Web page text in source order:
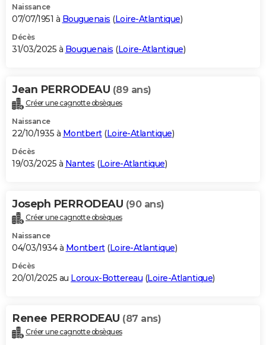
Naissance
07/07/1951 à Bouguenais (Loire-Atlantique)
Décès
31/03/2025 à Bouguenais (Loire-Atlantique)
Jean PERRODEAU (89 ans)
Créer une cagnotte obsèques
Naissance
22/10/1935 à Montbert(Loire-Atlantique)
Décès
19/03/2025 à Nantes (Loire-Atlantique)
Joseph PERRODEAU (90 ans)
Créer une cagnotte obsèques
Naissance
04/03/1934 à Montbert(Loire-Atlantique)
Décès
20/01/2025 au Loroux-Bottereau (Loire-Atlantique)
Renee PERRODEAU (87 ans)
Créer une cagnotte obsèques